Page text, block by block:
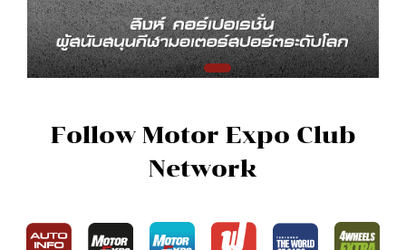
Follow Motor Expo Club
Network